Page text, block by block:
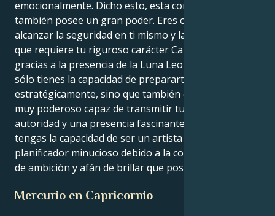
emocionalmente. Dicho esto, esta combinación
también posee un gran poder. Eres capaz de
alcanzar la seguridad en ti mismo y la autoconciencia
que requiere tu riguroso carácter Capricornio
gracias a la presencia de la Luna Leo en tu carta. No
sólo tienes la capacidad de prepararte
estratégicamente, sino que también eres un líder
muy poderoso capaz de transmitir tu visión con
autoridad y una presencia fascinante. Es posible que
tengas la capacidad de ser un artista asombroso y un
planificador minucioso debido a la combinación única
de ambición y afán de brillar que posees.
Mercurio en Capricornio